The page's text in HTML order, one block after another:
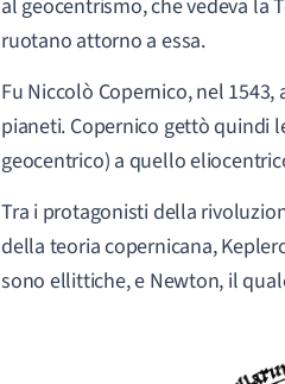
al geocentrismo, che vedeva la
ruotano attorno a essa.
Fu Niccolò Copernico, nel
pianeti. Copernico gettò quindi
geocentrico) a quello
Tra i protagonisti della
della teoria copernicana,
sono ellittiche, e Newton, il